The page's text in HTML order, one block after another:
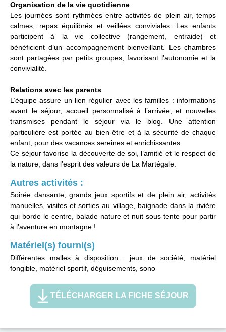
Organisation de la vie quotidienne
Les journées sont rythmées entre activités de plein air, temps
calmes, repas équilibrés et veillées conviviales. Les enfants
participent à la vie collective (rangement, entraide) et
bénéficient d’un accompagnement bienveillant. Les chambres
sont partagées par petits groupes, favorisant l’autonomie et la
convivialité.
Relations avec les parents
L’équipe assure un lien régulier avec les familles : informations
avant le séjour, accueil personnalisé à l’arrivée, et nouvelles
transmises pendant le séjour via le blog. Une attention
particulière est portée au bien-être et à la sécurité de chaque
enfant, pour des vacances sereines et enrichissantes.
Ce séjour favorise la découverte de soi, l’amitié et le respect de
la nature, dans l’esprit des valeurs de La Martégale.
Autres activités :
Soirée dansante, grands jeux sportifs et de plein air, activités
manuelles, visites et sorties au village, baignade dans la rivière
qui borde le centre, balade nature et nuit sous tente pour partir
à l’aventure en montagne !
Matériel(s) fourni(s)
Différentes malles à disposition : jeux de société, matériel
fongible, matériel sportif, déguisements, sono
TÉLÉCHARGER LA FICHE SÉJOUR